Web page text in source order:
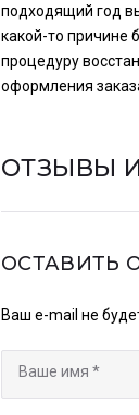
подходящий год
какой-то причине
процедуру
оформления
ОТЗЫВЫ
ОСТАВИТЬ
Ваш e-mail не